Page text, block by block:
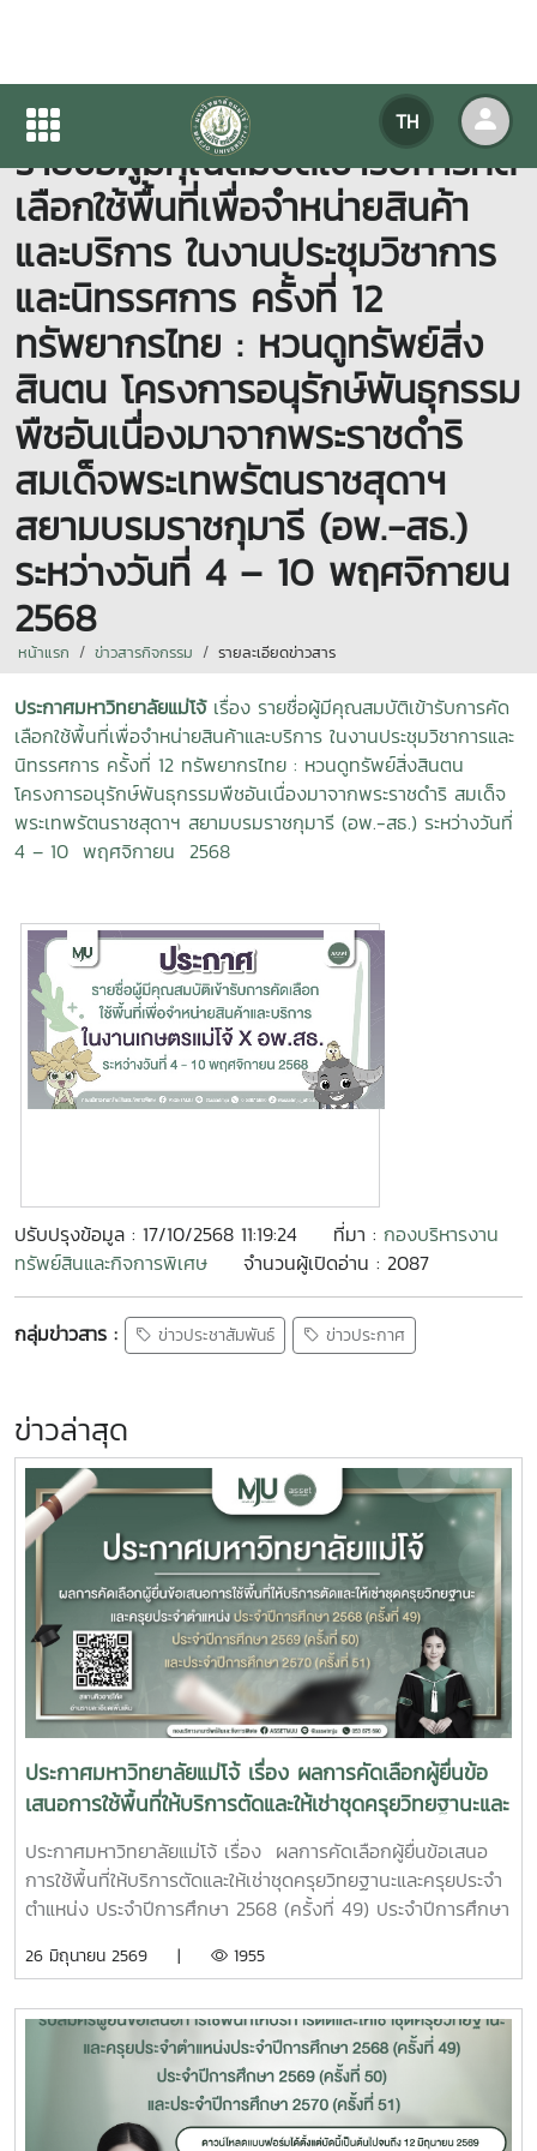
TH
ประกาศมหาวิทยาลัยแม่โจ้ เรื่อง
รายชื่อผู้มีคุณสมบัติเข้ารับการคัด
เลือกใช้พื้นที่เพื่อจำหน่ายสินค้า
และบริการ ในงานประชุมวิชาการ
และนิทรรศการ ครั้งที่ 12
ทรัพยากรไทย : หวนดูทรัพย์สิ่ง
สินตน โครงการอนุรักษ์พันธุกรรม
พืชอันเนื่องมาจากพระราชดำริ
สมเด็จพระเทพรัตนราชสุดาฯ
สยามบรมราชกุมารี (อพ.-สธ.)
ระหว่างวันที่ 4 – 10 พฤศจิกายน
2568
หน้าแรก ข่าวสารกิจกรรม รายละเอียดข่าวสาร
ประกาศมหาวิทยาลัยแม่โจ้ เรื่อง รายชื่อผู้มีคุณสมบัติเข้ารับการคัด
เลือกใช้พื้นที่เพื่อจำหน่ายสินค้าและบริการ ในงานประชุมวิชาการและ
นิทรรศการ ครั้งที่ 12 ทรัพยากรไทย : หวนดูทรัพย์สิ่งสินตน
โครงการอนุรักษ์พันธุกรรมพืชอันเนื่องมาจากพระราชดำริ สมเด็จ
พระเทพรัตนราชสุดาฯ สยามบรมราชกุมารี (อพ.-สธ.) ระหว่างวันที่
4 – 10 พฤศจิกายน 2568
ปรับปรุงข้อมูล : 17/10/2568 11:19:24 ที่มา : กองบริหารงาน
ทรัพย์สินและกิจการพิเศษ
จำนวนผู้เปิดอ่าน : 2087
กลุ่มข่าวสาร : ข่าวประชาสัมพันธ์ ข่าวประกาศ
ข่าวล่าสุด
ประกาศมหาวิทยาลัยแม่โจ้ เรื่อง ผลการคัดเลือกผู้ยื่นข้อ
เสนอการใช้พื้นที่ให้บริการตัดและให้เช่าชุดครุยวิทยฐานะและ
ครุยประจำตำแหน่ง ประจำปีการศึกษา 2568 (ครั้งที่ 49)
ประจำปีการศึกษา 2569 (ครั้งที่ 50) และประจำปีการ
ศึกษา 2570 (ครั้งที่ 51)
ประกาศมหาวิทยาลัยแม่โจ้ เรื่อง ผลการคัดเลือกผู้ยื่นข้อเสนอ
การใช้พื้นที่ให้บริการตัดและให้เช่าชุดครุยวิทยฐานะและครุยประจำ
ตำแหน่ง ประจำปีการศึกษา 2568 (ครั้งที่ 49) ประจำปีการศึกษา
26 มิถุนายน 2569 | 1955